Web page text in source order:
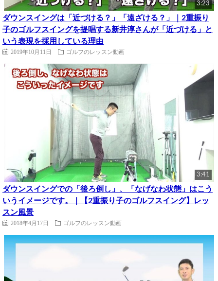
3:23
ダウンスイングは「近づける？」「遠ざける？」｜2重振り
子のゴルフスイングを提唱する新井淳さんが「近づける」と
いう表現を採用している理由
2019年10月11日 ゴルフのレッスン動画
3:41
ダウンスイングでの「後ろ倒し」、「なげなわ状態」はこう
いうイメージです。｜【2重振り子のゴルフスイング】レッ
スン風景
2018年4月17日 ゴルフのレッスン動画